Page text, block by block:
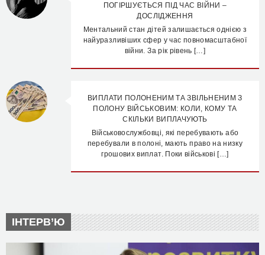
ПОГІРШУЄТЬСЯ ПІД ЧАС ВІЙНИ –
ДОСЛІДЖЕННЯ
Ментальний стан дітей залишається однією з
найуразливіших сфер у час повномасштабної
війни. За рік рівень […]
ВИПЛАТИ ПОЛОНЕНИМ ТА ЗВІЛЬНЕНИМ З
ПОЛОНУ ВІЙСЬКОВИМ: КОЛИ, КОМУ ТА
СКІЛЬКИ ВИПЛАЧУЮТЬ
Військовослужбовці, які перебувають або
перебували в полоні, мають право на низку
грошових виплат. Поки військові […]
ІНТЕРВ’Ю